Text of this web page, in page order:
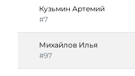
Кузьмин Артемий
#7
Михайлов Илья
#97